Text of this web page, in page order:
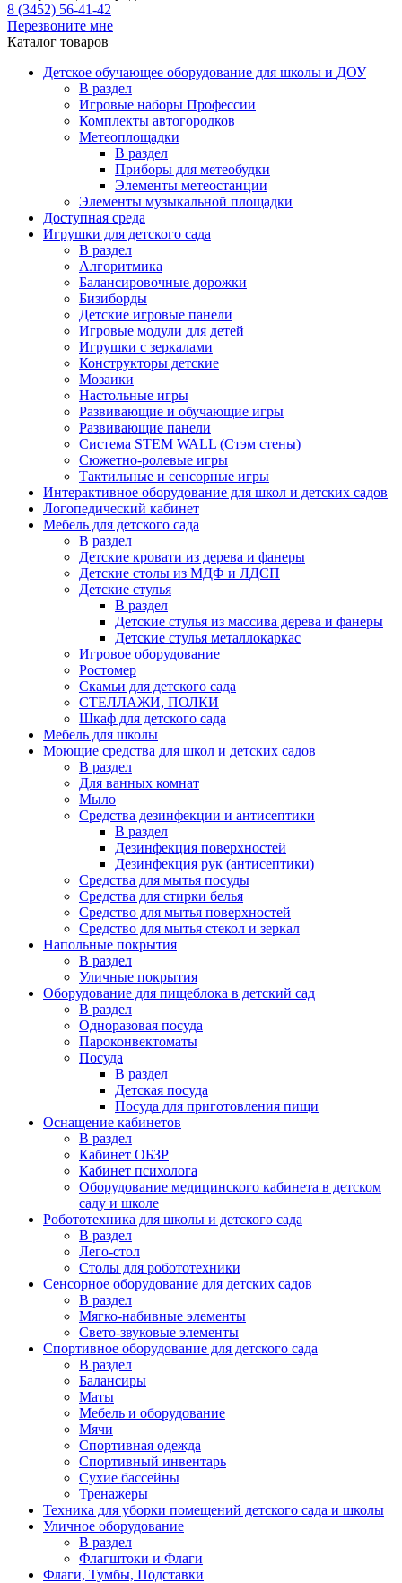
8 (3452) 56-41-42
Перезвоните мне
Каталог товаров
Детское обучающее оборудование для школы и ДОУ
В раздел
Игровые наборы Профессии
Комплекты автогородков
Метеоплощадки
В раздел
Приборы для метеобудки
Элементы метеостанции
Элементы музыкальной площадки
Доступная среда
Игрушки для детского сада
В раздел
Алгоритмика
Балансировочные дорожки
Бизиборды
Детские игровые панели
Игровые модули для детей
Игрушки с зеркалами
Конструкторы детские
Мозаики
Настольные игры
Развивающие и обучающие игры
Развивающие панели
Система STEM WALL (Cтэм стены)
Сюжетно-ролевые игры
Тактильные и сенсорные игры
Интерактивное оборудование для школ и детских садов
Логопедический кабинет
Мебель для детского сада
В раздел
Детские кровати из дерева и фанеры
Детские столы из МДФ и ЛДСП
Детские стулья
В раздел
Детские стулья из массива дерева и фанеры
Детские стулья металлокаркас
Игровое оборудование
Ростомер
Скамьи для детского сада
СТЕЛЛАЖИ, ПОЛКИ
Шкаф для детского сада
Мебель для школы
Моющие средства для школ и детских садов
В раздел
Для ванных комнат
Мыло
Средства дезинфекции и антисептики
В раздел
Дезинфекция поверхностей
Дезинфекция рук (антисептики)
Средства для мытья посуды
Средства для стирки белья
Средство для мытья поверхностей
Средство для мытья стекол и зеркал
Напольные покрытия
В раздел
Уличные покрытия
Оборудование для пищеблока в детский сад
В раздел
Одноразовая посуда
Пароконвектоматы
Посуда
В раздел
Детская посуда
Посуда для приготовления пищи
Оснащение кабинетов
В раздел
Кабинет ОБЗР
Кабинет психолога
Оборудование медицинского кабинета в детском
саду и школе
Робототехника для школы и детского сада
В раздел
Лего-стол
Столы для робототехники
Сенсорное оборудование для детских садов
В раздел
Мягко-набивные элементы
Свето-звуковые элементы
Спортивное оборудование для детского сада
В раздел
Балансиры
Маты
Мебель и оборудование
Мячи
Спортивная одежда
Спортивный инвентарь
Сухие бассейны
Тренажеры
Техника для уборки помещений детского сада и школы
Уличное оборудование
В раздел
Флагштоки и Флаги
Флаги, Тумбы, Подставки